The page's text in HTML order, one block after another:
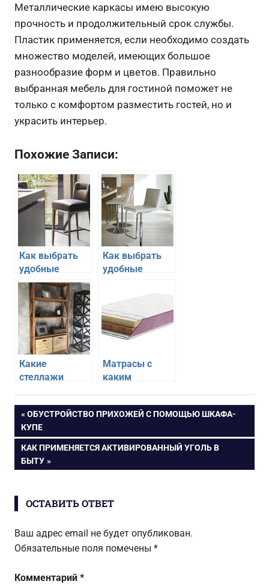
Металлические каркасы имею высокую
прочность и продолжительный срок службы.
Пластик применяется, если необходимо создать
множество моделей, имеющих большое
разнообразие форм и цветов. Правильно
выбранная мебель для гостиной поможет не
только с комфортом разместить гостей, но и
украсить интерьер.
Похожие Записи:
Как выбрать
удобные
барные стулья
на кухню
Как выбрать
удобные
студии
Какие
стеллажи
удобные и
практичные
Матрасы с
каким
самые
удобные и
Навигация
по
записям
ПРЕДЫДУЩАЯ
ЗАПИСЬ:
ОБУСТРОЙСТВО ПРИХОЖЕЙ С ПОМОЩЬЮ ШКАФА-
КУПЕ
СЛЕДУЮЩАЯ
ЗАПИСЬ:
КАК ПРИМЕНЯЕТСЯ АКТИВИРОВАННЫЙ УГОЛЬ В
БЫТУ
ОСТАВИТЬ ОТВЕТ
Ваш адрес email не будет опубликован.
Обязательные поля помечены *
Комментарий *